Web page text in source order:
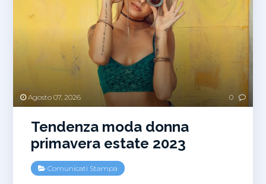
Agosto 07, 2026 0
Tendenza moda donna
primavera estate 2023
Comunicati Stampa